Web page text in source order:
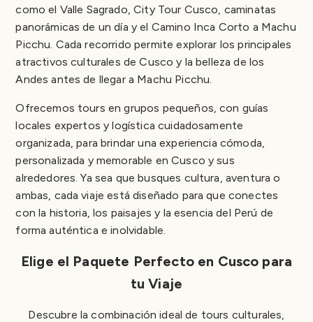
como el Valle Sagrado, City Tour Cusco, caminatas
panorámicas de un día y el Camino Inca Corto a Machu
Picchu. Cada recorrido permite explorar los principales
atractivos culturales de Cusco y la belleza de los
Andes antes de llegar a Machu Picchu.
Ofrecemos tours en grupos pequeños, con guías
locales expertos y logística cuidadosamente
organizada, para brindar una experiencia cómoda,
personalizada y memorable en Cusco y sus
alrededores. Ya sea que busques cultura, aventura o
ambas, cada viaje está diseñado para que conectes
con la historia, los paisajes y la esencia del Perú de
forma auténtica e inolvidable.
Elige el Paquete Perfecto en Cusco para
tu Viaje
Descubre la combinación ideal de tours culturales,